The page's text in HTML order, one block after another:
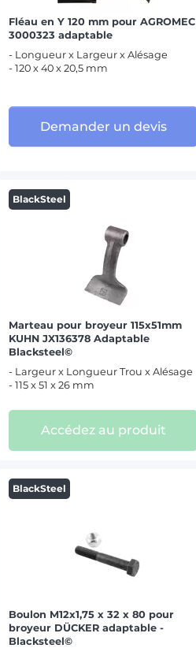
Fléau en Y 120 mm pour AGROMEC
3000323 adaptable
- Longueur x Largeur x Alésage
- 120 x 40 x 20,5 mm
Demander un devis
BlackSteel
Marteau pour broyeur 115x51mm
KUHN JX136378 Adaptable
Blacksteel©
- Largeur x Longueur Trou x Alésage
- 115 x 51 x 26 mm
Accédez au produit
BlackSteel
Boulon M12x1,75 x 32 x 80 pour
broyeur DÜCKER adaptable -
Blacksteel©